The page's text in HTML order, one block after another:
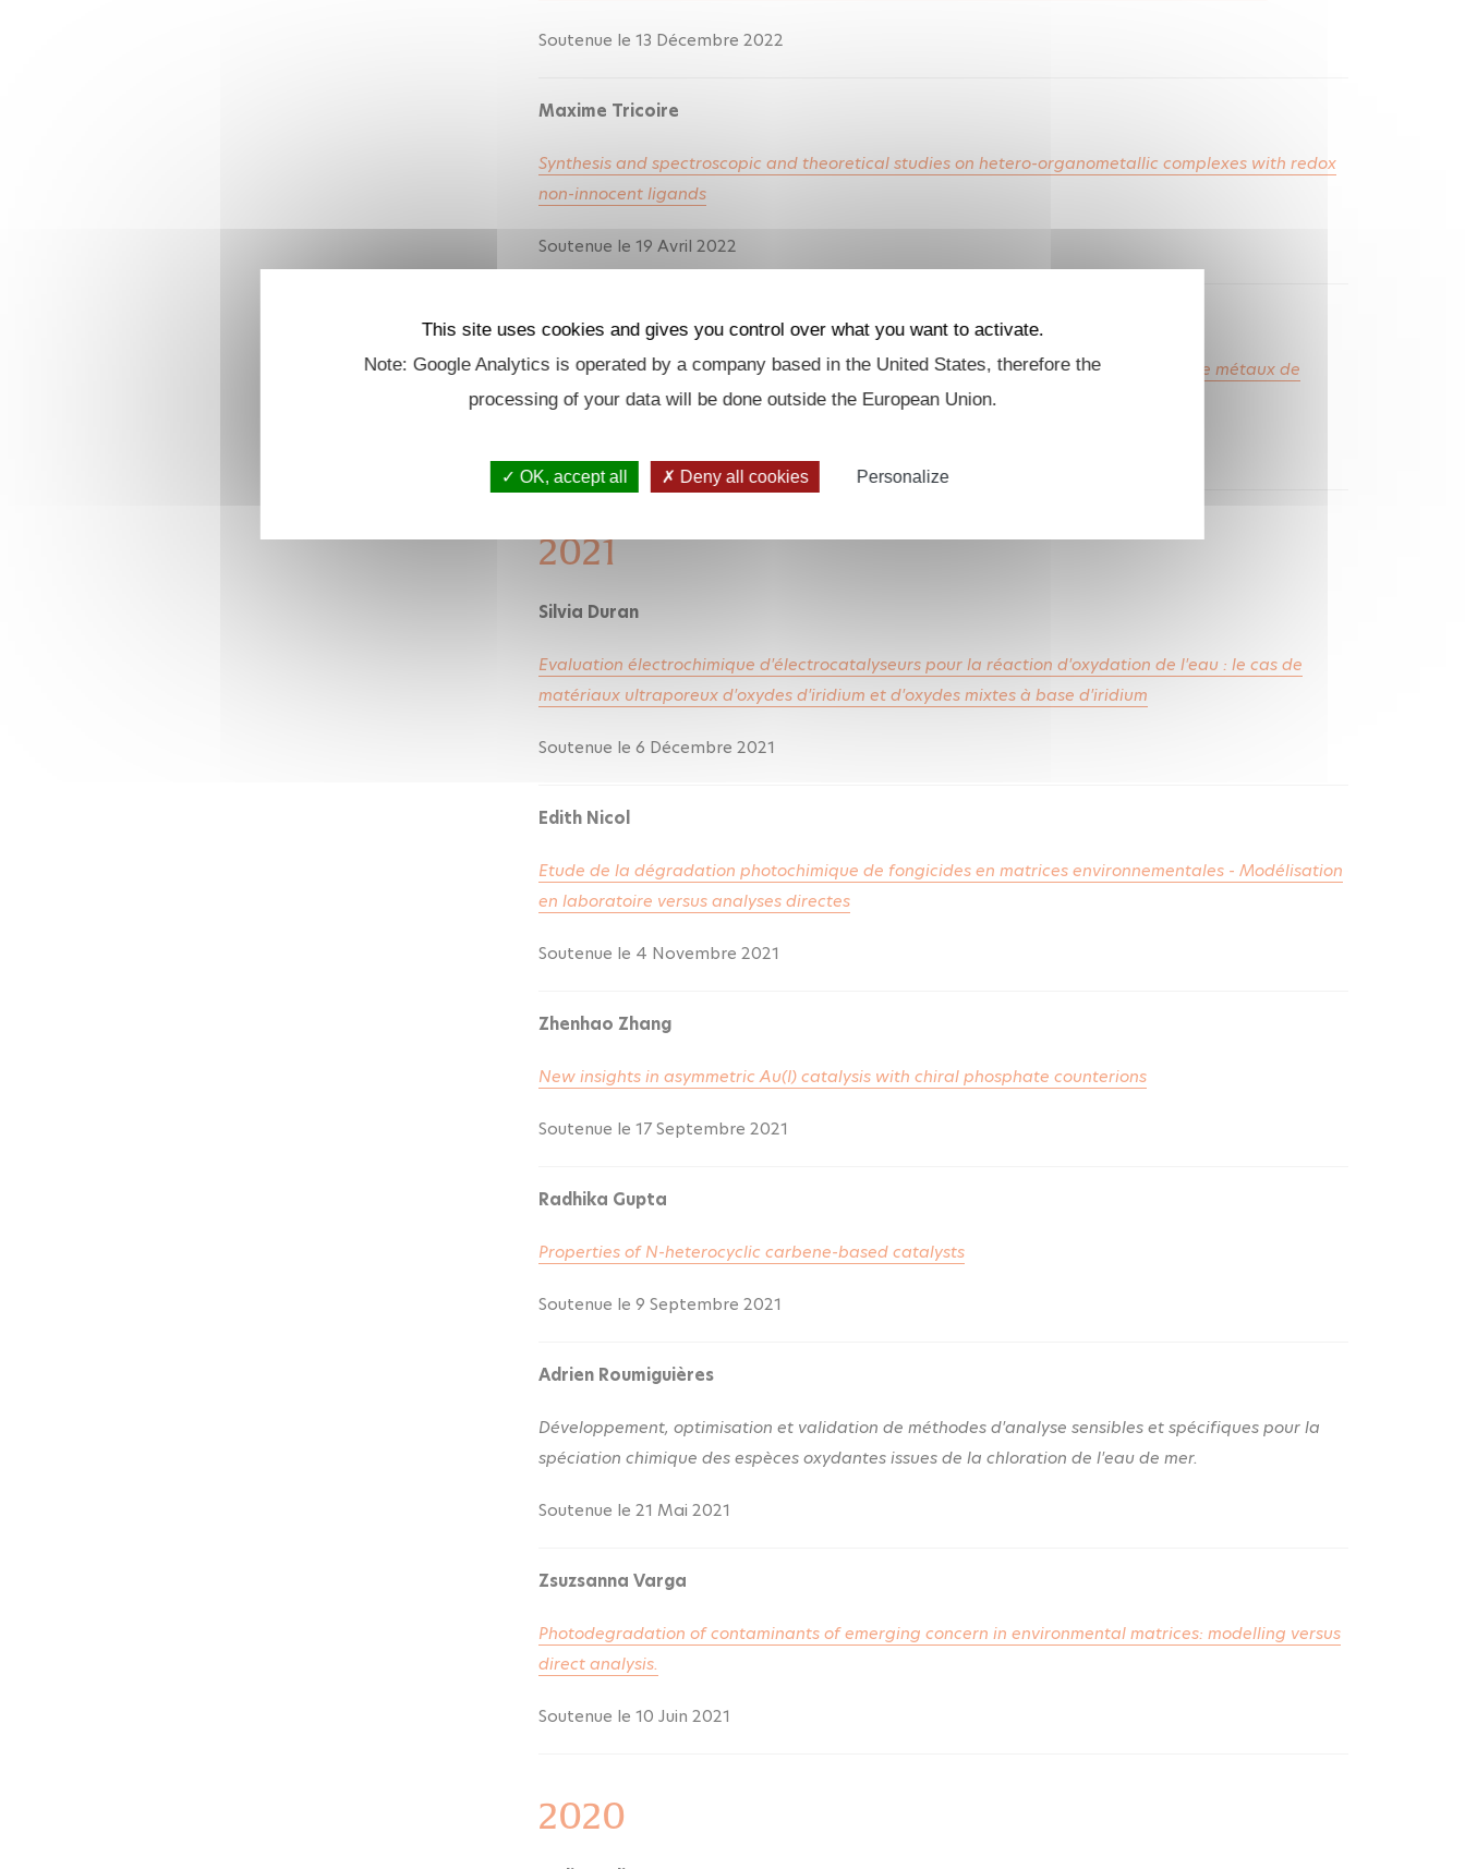
Soutenue le 13 Décembre 2022
Maxime Tricoire
Synthesis and spectroscopic and theoretical studies on hetero-organometallic complexes with redox
non-innocent ligands
Soutenue le 19 Avril 2022
Synthèse et études théoriques de complexes hétérométalliques de lanthanides et de métaux de
transition avec des ligands redox non-innocent
2021
Silvia Duran
Evaluation électrochimique d'électrocatalyseurs pour la réaction d'oxydation de l'eau : le cas de
matériaux ultraporeux d'oxydes d'iridium et d'oxydes mixtes à base d'iridium
Soutenue le 6 Décembre 2021
Edith Nicol
Etude de la dégradation photochimique de fongicides en matrices environnementales - Modélisation
en laboratoire versus analyses directes
Soutenue le 4 Novembre 2021
Zhenhao Zhang
New insights in asymmetric Au(I) catalysis with chiral phosphate counterions
Soutenue le 17 Septembre 2021
Radhika Gupta
Properties of N-heterocyclic carbene-based catalysts
Soutenue le 9 Septembre 2021
Adrien Roumiguières
Développement, optimisation et validation de méthodes d'analyse sensibles et spécifiques pour la
spéciation chimique des espèces oxydantes issues de la chloration de l'eau de mer.
Soutenue le 21 Mai 2021
Zsuzsanna Varga
Photodegradation of contaminants of emerging concern in environmental matrices: modelling versus
direct analysis.
Soutenue le 10 Juin 2021
2020
This site uses cookies and gives you control over what you want to activate.
Note: Google Analytics is operated by a company based in the United States, therefore the
processing of your data will be done outside the European Union.
OK, accept all Deny all cookies Personalize